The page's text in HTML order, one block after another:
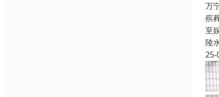
万
殡
至
陵
25-